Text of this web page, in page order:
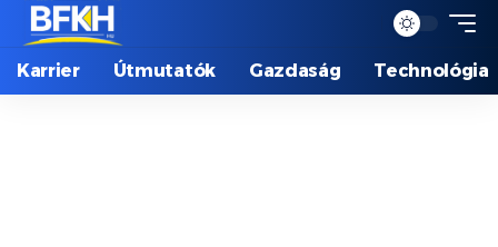
Karrier Útmutatók Gazdaság Technológia